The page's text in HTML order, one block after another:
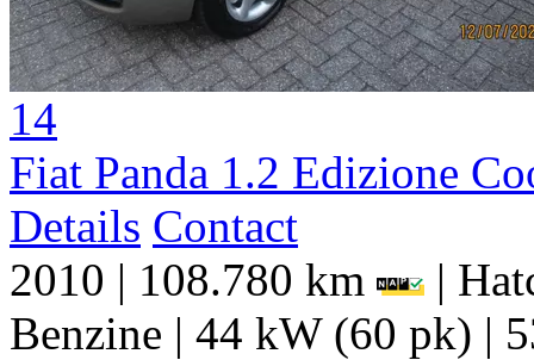
14
Fiat Panda 1.2 Edizione
Details Contact
2010 | 108.780 km |
Benzine | 44 kW (60 pk) |